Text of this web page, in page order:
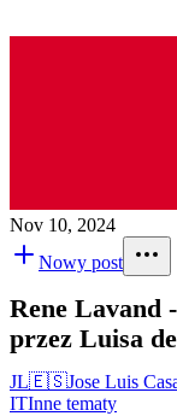
Nov 10, 2024
Nowy post
Rene Lavand
przez Luisa
JL🇪🇸Jose Luis
ITInne tematy